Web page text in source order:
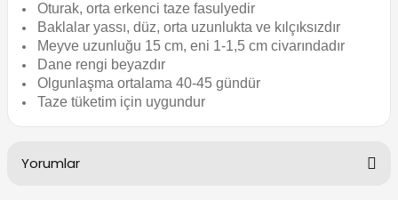
Oturak, orta erkenci taze fasulyedir
Baklalar yassı, düz, orta uzunlukta ve kılçıksızdır
Meyve uzunluğu 15 cm, eni 1-1,5 cm civarındadır
Dane rengi beyazdır
Olgunlaşma ortalama 40-45 gündür
Taze tüketim için uygundur
Yorumlar